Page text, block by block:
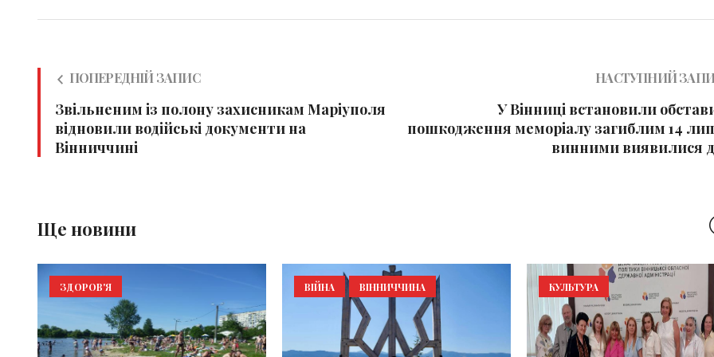
ПОПЕРЕДНІЙ ЗАПИС
Звільненим із полону захисникам Маріуполя
відновили водійські документи на
Вінниччині
НАСТУПНИЙ
У Вінниці встановили
пошкодження меморіалу загиблим 14
винними виявилися
Ще новини
ЗДОРОВ'Я ВІЙНА ВІННИЧЧИНА КУЛЬТУРА